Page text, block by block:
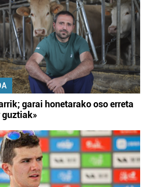
garai honetarako oso erreta
guztiak»